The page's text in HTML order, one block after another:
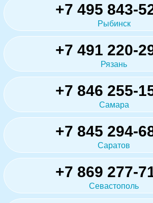
+7 495 843-
Рыбинск
+7 491 220-
Рязань
+7 846 255-
Самара
+7 845 294-
Саратов
+7 869 277-
Севастополь